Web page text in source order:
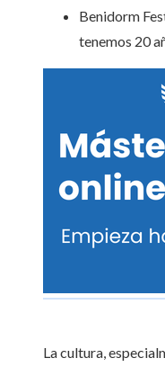
Benidorm
tenemos 20
La cultura,